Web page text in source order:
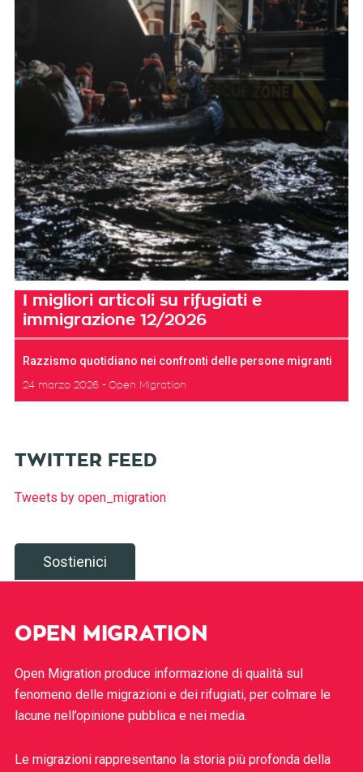
I migliori articoli su rifugiati e
immigrazione 12/2026
Razzismo quotidiano nei confronti delle persone migranti
24 marzo 2026 Open Migration
TWITTER FEED
Tweets by open_migration
Sostienici
OPEN MIGRATION
Open Migration produce informazione di qualità sul
fenomeno delle migrazioni e dei rifugiati, per colmare le
lacune nell’opinione pubblica e nei media.
Le migrazioni rappresentano la storia più profonda della